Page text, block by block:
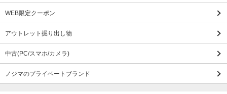
WEB限定クーポン
アウトレット掘り出し物
中古(PC/スマホ/カメラ)
ノジマのプライベートブランド